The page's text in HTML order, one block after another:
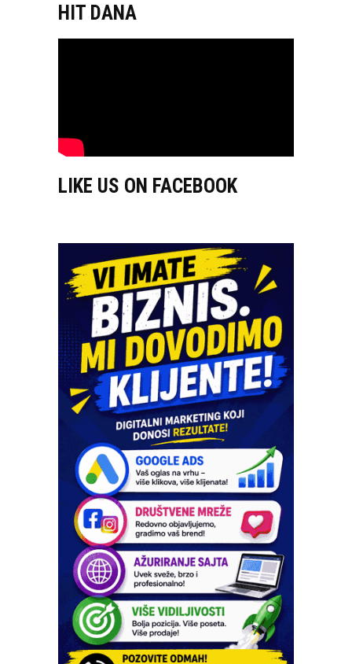
HIT DANA
LIKE US ON FACEBOOK